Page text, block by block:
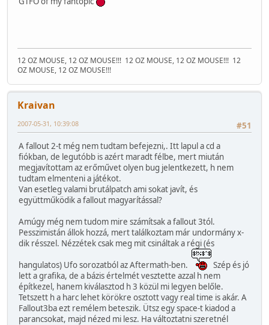
12 OZ MOUSE, 12 OZ MOUSE!!! 12 OZ MOUSE, 12 OZ MOUSE!!! 12
OZ MOUSE, 12 OZ MOUSE!!!
Kraivan
#51
2007-05-31, 10:39:08
A fallout 2-t még nem tudtam befejezni,. Itt lapul a cd a
fiókban, de legutóbb is azért maradt félbe, mert miután
megjavítottam az erőművet olyen bug jelentkezett, h nem
tudtam elmenteni a játékot.
Van esetleg valami brutálpatch ami sokat javít, és
együttműködik a fallout magyarítással?
Amúgy még nem tudom mire számítsak a fallout 3tól.
Pesszimistán állok hozzá, mert találkoztam már undormány x-
dik résszel. Nézzétek csak meg mit csináltak a régi (és
hangulatos) Ufo sorozatból az Aftermath-ben.
Szép és jó
lett a grafika, de a bázis értelmét vesztette azzal h nem
építkezel, hanem kiválasztod h 3 közül mi legyen belőle.
Tetszett h a harc lehet körökre osztott vagy real time is akár. A
Fallout3ba ezt remélem beteszik. Ütsz egy space-t kiadod a
parancsokat, majd nézed mi lesz. Ha változtatni szeretnél